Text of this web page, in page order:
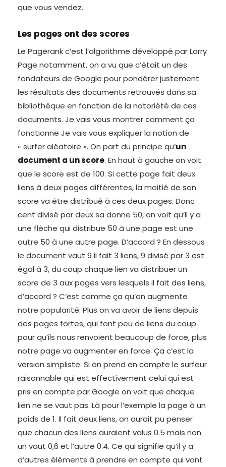
que vous vendez.
Les pages ont des scores
Le Pagerank c’est l’algorithme développé par Larry
Page notamment, on a vu que c’était un des
fondateurs de Google pour pondérer justement
les résultats des documents retrouvés dans sa
bibliothèque en fonction de la notoriété de ces
documents. Je vais vous montrer comment ça
fonctionne Je vais vous expliquer la notion de
« surfer aléatoire ». On part du principe qu’un
document a un score. En haut à gauche on voit
que le score est de 100. Si cette page fait deux
liens à deux pages différentes, la moitié de son
score va être distribué à ces deux pages. Donc
cent divisé par deux sa donne 50, on voit qu’il y a
une flèche qui distribue 50 à une page est une
autre 50 à une autre page. D’accord ? En dessous
le document vaut 9 il fait 3 liens, 9 divisé par 3 est
égal à 3, du coup chaque lien va distribuer un
score de 3 aux pages vers lesquels il fait des liens,
d’accord ? C’est comme ça qu’on augmente
notre popularité. Plus on va avoir de liens depuis
des pages fortes, qui font peu de liens du coup
pour qu’ils nous renvoient beaucoup de force, plus
notre page va augmenter en force. Ça c’est la
version simpliste. Si on prend en compte le surfeur
raisonnable qui est effectivement celui qui est
pris en compte par Google on voit que chaque
lien ne se vaut pas. Là pour l’exemple la page à un
poids de 1. Il fait deux liens, on aurait pu penser
que chacun des liens auraient valus 0.5 mais non
un vaut 0,6 et l’autre 0.4. Ce qui signifie qu’il y a
d’autres éléments à prendre en compte qui vont